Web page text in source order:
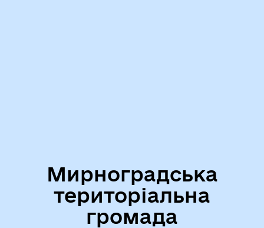
Мирноградська
територіальна
громада